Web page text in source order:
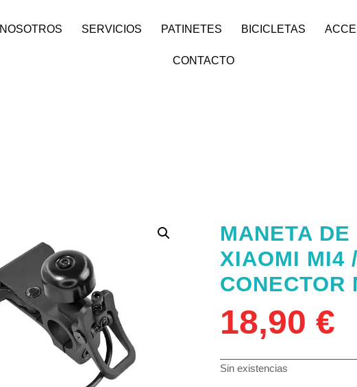
NOSOTROS SERVICIOS PATINETES BICICLETAS
CONTACTO
MANETA
XIAOMI MI4
CONECTOR
18,90 €
Sin existencias